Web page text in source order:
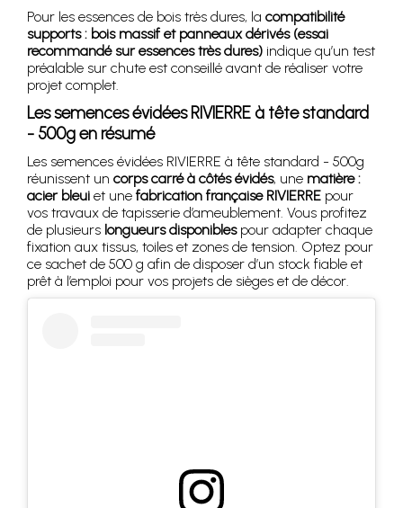
Pour les essences de bois très dures, la compatibilité
supports : bois massif et panneaux dérivés (essai
recommandé sur essences très dures) indique qu’un test
préalable sur chute est conseillé avant de réaliser votre
projet complet.
Les semences évidées RIVIERRE à tête standard
- 500g en résumé
Les semences évidées RIVIERRE à tête standard - 500g
réunissent un corps carré à côtés évidés, une matière :
acier bleui et une fabrication française RIVIERRE pour
vos travaux de tapisserie d’ameublement. Vous profitez
de plusieurs longueurs disponiblespour adapter chaque
fixation aux tissus, toiles et zones de tension. Optez pour
ce sachet de 500 g afin de disposer d’un stock fiable et
prêt à l’emploi pour vos projets de sièges et de décor.